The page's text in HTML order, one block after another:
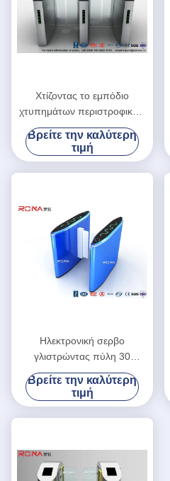
Χτίζοντας το εμπόδιο
χτυπημάτων περιστροφικών
πυλών ελέγχου
προσπέλασης αυτόματο με
την επιφάνεια στίλβωσης
Βρείτε την καλύτερη
τιμή
Ηλεκτρονική σερβο
γλιστρώντας πύλη 30
εμποδίων πρόσωπα/
ελάχιστο σχέδιο πελατών
ταχύτητας διέλευσης
Βρείτε την καλύτερη
τιμή